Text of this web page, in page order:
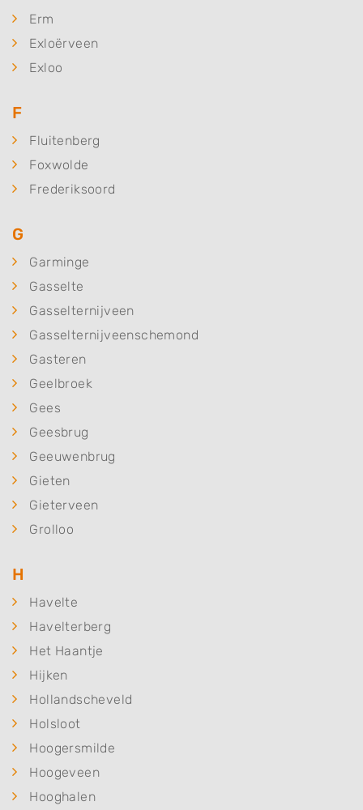
Erm
Exloërveen
Exloo
F
Fluitenberg
Foxwolde
Frederiksoord
G
Garminge
Gasselte
Gasselternijveen
Gasselternijveenschemond
Gasteren
Geelbroek
Gees
Geesbrug
Geeuwenbrug
Gieten
Gieterveen
Grolloo
H
Havelte
Havelterberg
Het Haantje
Hijken
Hollandscheveld
Holsloot
Hoogersmilde
Hoogeveen
Hooghalen